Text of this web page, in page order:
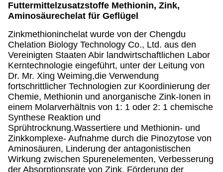
Futtermittelzusatzstoffe Methionin, Zink,
Aminosäurechelat für Geflügel
Zinkmethioninchelat wurde von der Chengdu
Chelation Biology Technology Co., Ltd. aus den
Vereinigten Staaten Abir landwirtschaftlichen Labor
Kerntechnologie eingeführt, unter der Leitung von
Dr. Mr. Xing Weiming,die Verwendung
fortschrittlicher Technologien zur Koordinierung der
Chemie, Methionin und anorganische Zink-Ionen in
einem Molarverhältnis von 1: 1 oder 2: 1 chemische
Synthese Reaktion und
Sprühtrocknung.Wassertiere und Methionin- und
Zinkkomplexe- Aufnahme durch die Pinozytose von
Aminosäuren, Linderung der antagonistischen
Wirkung zwischen Spurenelementen, Verbesserung
der Absorptionsrate von Zink, Förderung der